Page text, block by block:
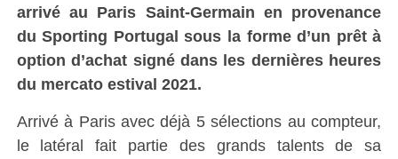
arrivé au Paris Saint-Germain en provenance
du Sporting Portugal sous la forme d’un prêt à
option d’achat signé dans les dernières heures
du mercato estival 2021.
Arrivé à Paris avec déjà 5 sélections au compteur,
le latéral fait partie des grands talents de sa